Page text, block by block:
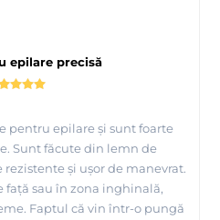
epilare precisă
pentru epilare și sunt foarte
Sunt făcute din lemn de
rezistente și ușor de manevrat.
față sau în zona inghinală,
Faptul că vin într-o pungă